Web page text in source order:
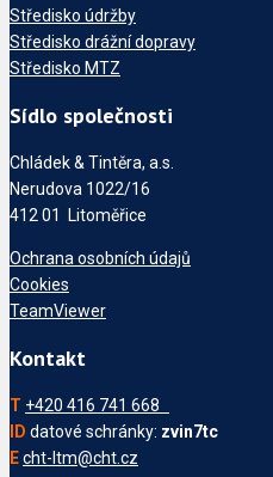
Středisko údržby
Středisko drážní dopravy
Středisko MTZ
Sídlo společnosti
Chládek & Tintěra, a.s.
Nerudova 1022/16
412 01 Litoměřice
Ochrana osobních údajů
Cookies
TeamViewer
Kontakt
T +420 416 741 668
ID datové schránky: zvin7tc
Echt-ltm@cht.cz